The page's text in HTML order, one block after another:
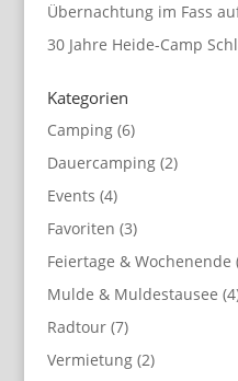
Übernachtung im Fass
30 Jahre Heide-Camp
Kategorien
Camping(6)
Dauercamping(2)
Events (4)
Favoriten (3)
Feiertage & Wochenende
Mulde & Muldestausee
Radtour(7)
Vermietung(2)